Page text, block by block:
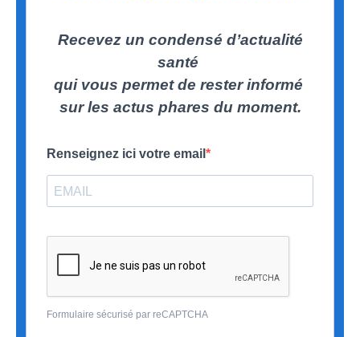
Recevez un condensé d’actualité
santé
qui vous permet de rester informé
sur les actus phares du moment.
Renseignez ici votre email
Formulaire sécurisé par reCAPTCHA